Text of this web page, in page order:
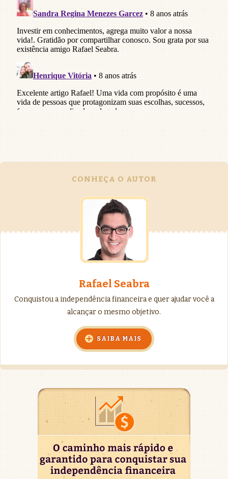
CONHEÇA O AUTOR
Rafael Seabra
Conquistou a independência financeira e quer ajudar você a
alcançar o mesmo objetivo.
SAIBA MAIS